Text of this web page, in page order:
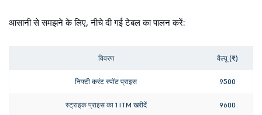
आसानी से समझने के लिए, नीचे दी गई टेबल का पालन करें:
विवरण वैल्यू (₹)
निफ्टी करंट स्पॉट प्राइस 9500
स्ट्राइक प्राइस का 1 ITM खरीदें 9600